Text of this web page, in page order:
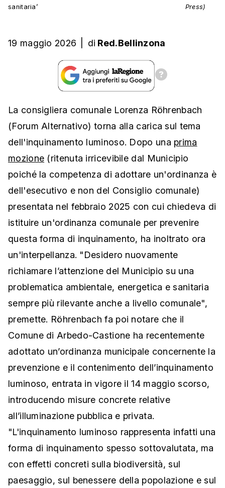
sanitaria’ Press)
19 maggio 2026 di Red.Bellinzona
La consigliera comunale Lorenza Röhrenbach
(Forum Alternativo) torna alla carica sul tema
dell'inquinamento luminoso. Dopo una prima
mozione (ritenuta irricevibile dal Municipio
poiché la competenza di adottare un'ordinanza è
dell'esecutivo e non del Consiglio comunale)
presentata nel febbraio 2025 con cui chiedeva di
istituire un'ordinanza comunale per prevenire
questa forma di inquinamento, ha inoltrato ora
un'interpellanza. "Desidero nuovamente
richiamare l’attenzione del Municipio su una
problematica ambientale, energetica e sanitaria
sempre più rilevante anche a livello comunale",
premette. Röhrenbach fa poi notare che il
Comune di Arbedo-Castione ha recentemente
adottato un’ordinanza municipale concernente la
prevenzione e il contenimento dell’inquinamento
luminoso, entrata in vigore il 14 maggio scorso,
introducendo misure concrete relative
all’illuminazione pubblica e privata.
"L'inquinamento luminoso rappresenta infatti una
forma di inquinamento spesso sottovalutata, ma
con effetti concreti sulla biodiversità, sul
paesaggio, sul benessere della popolazione e sul